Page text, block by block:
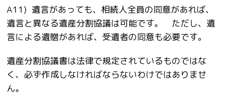
A11) 遺言があっても、相続人全員の同意があれば、
遺言と異なる遺産分割協議は可能です。 ただし、遺
言による遺贈があれば、受遺者の同意も必要です。
遺産分割協議書は法律で規定されているものではな
く、必ず作成しなければならないわけではありませ
ん。